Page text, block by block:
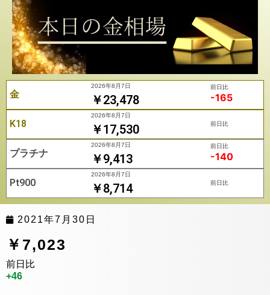
金 ￥23,478
2026年8月7日 前日比
-165
K18 ￥17,530
2026年8月7日
前日比
プラチナ ￥9,413
2026年8月7日 前日比
-140
Pt900 ￥8,714
2026年8月7日
前日比
2021年7月30日
￥7,023
前日比
+46